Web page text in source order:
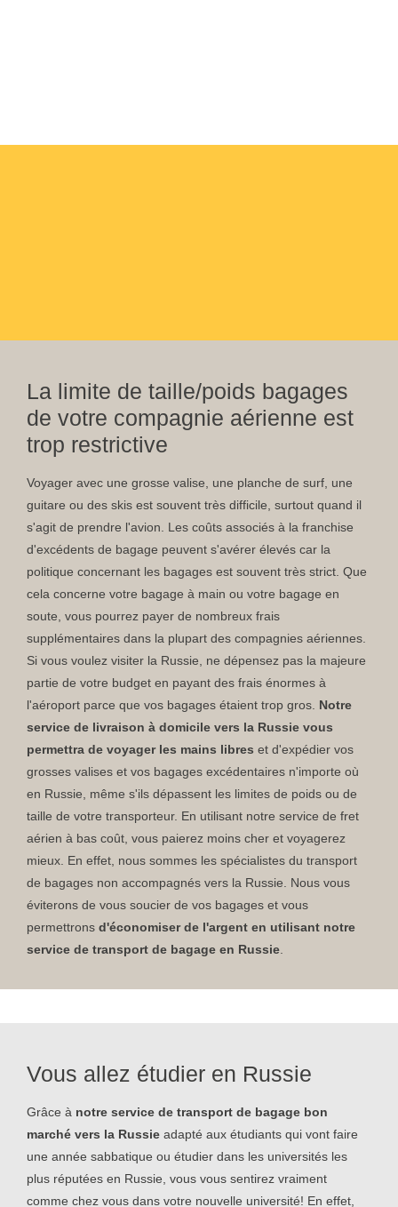
La limite de taille/poids bagages
de votre compagnie aérienne est
trop restrictive
Voyager avec une grosse valise, une planche de surf, une
guitare ou des skis est souvent très difficile, surtout quand il
s'agit de prendre l'avion. Les coûts associés à la franchise
d'excédents de bagage peuvent s'avérer élevés car la
politique concernant les bagages est souvent très strict. Que
cela concerne votre bagage à main ou votre bagage en
soute, vous pourrez payer de nombreux frais
supplémentaires dans la plupart des compagnies aériennes.
Si vous voulez visiter la Russie, ne dépensez pas la majeure
partie de votre budget en payant des frais énormes à
l'aéroport parce que vos bagages étaient trop gros. Notre
service de livraison à domicile vers la Russie vous
permettra de voyager les mains libres et d'expédier vos
grosses valises et vos bagages excédentaires n'importe où
en Russie, même s'ils dépassent les limites de poids ou de
taille de votre transporteur. En utilisant notre service de fret
aérien à bas coût, vous paierez moins cher et voyagerez
mieux. En effet, nous sommes les spécialistes du transport
de bagages non accompagnés vers la Russie. Nous vous
éviterons de vous soucier de vos bagages et vous
permettrons d'économiser de l'argent en utilisant notre
service de transport de bagage en Russie
Vous allez étudier en Russie
Grâce à notre service de transport de bagage bon
marché vers la Russie adapté aux étudiants qui vont faire
une année sabbatique ou étudier dans les universités les
plus réputées en Russie, vous vous sentirez vraiment
comme chez vous dans votre nouvelle université! En effet,